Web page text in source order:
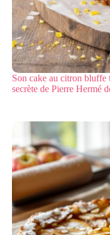
Son cake au citron bluffe
secrète de Pierre Hermé